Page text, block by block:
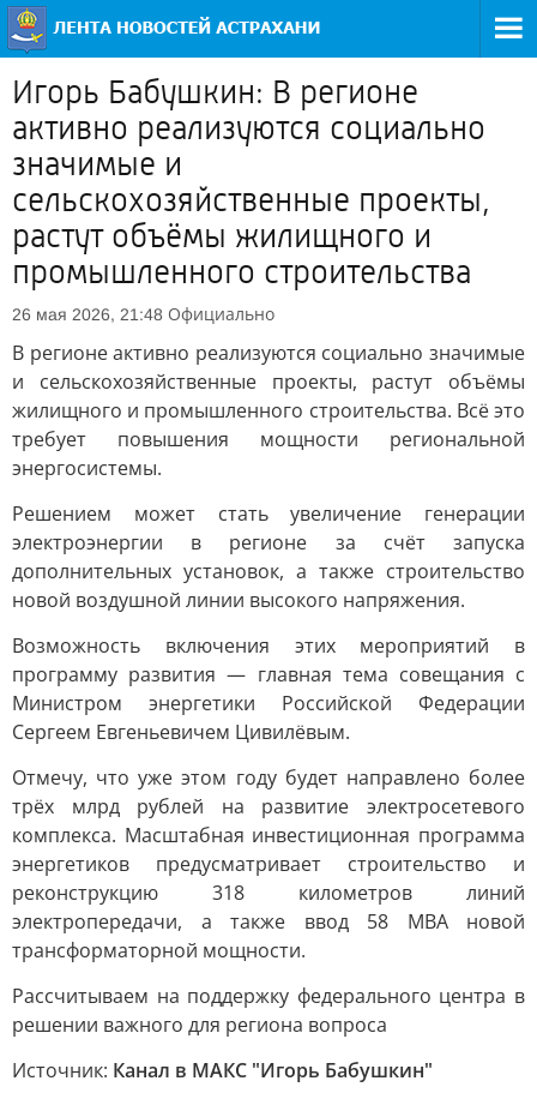
Игорь Бабушкин: В регионе
активно реализуются социально
значимые и
сельскохозяйственные проекты,
растут объёмы жилищного и
промышленного строительства
26 мая 2026, 21:48 Официально
В регионе активно реализуются социально значимые
и сельскохозяйственные проекты, растут объёмы
жилищного и промышленного строительства. Всё это
требует повышения мощности региональной
энергосистемы.
Решением может стать увеличение генерации
электроэнергии в регионе за счёт запуска
дополнительных установок, а также строительство
новой воздушной линии высокого напряжения.
Возможность включения этих мероприятий в
программу развития — главная тема совещания с
Министром энергетики Российской Федерации
Сергеем Евгеньевичем Цивилёвым.
Отмечу, что уже этом году будет направлено более
трёх млрд рублей на развитие электросетевого
комплекса. Масштабная инвестиционная программа
энергетиков предусматривает строительство и
реконструкцию 318 километров линий
электропередачи, а также ввод 58 МВА новой
трансформаторной мощности.
Рассчитываем на поддержку федерального центра в
решении важного для региона вопроса
Источник: Канал в МАКС "Игорь Бабушкин"